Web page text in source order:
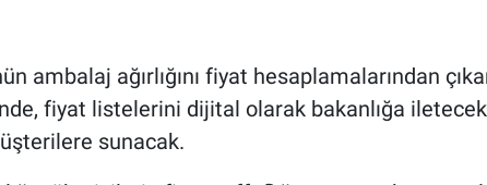
ambalaj ağırlığını fiyat hesaplamalarından
fiyat listelerini dijital olarak bakanlığa
sunacak.